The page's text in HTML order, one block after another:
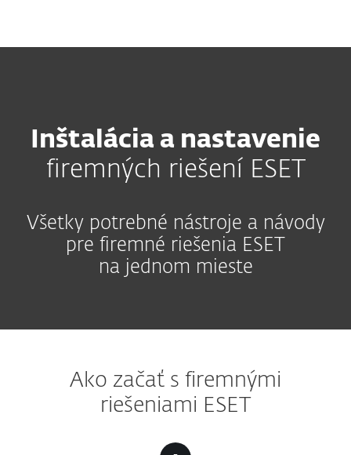
Inštalácia a nastavenie
firemných riešení ESET
Všetky potrebné nástroje a návody
pre firemné riešenia ESET
na jednom mieste
Ako začať s firemnými
riešeniami ESET